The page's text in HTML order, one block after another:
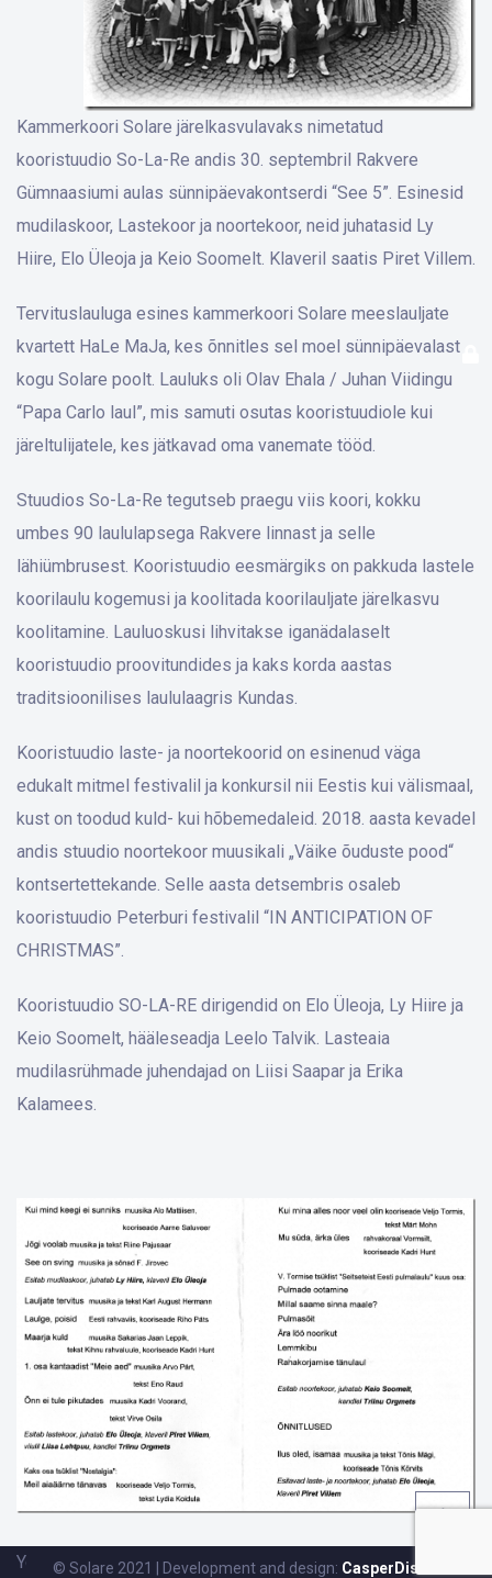
Kammerkoori Solare järelkasvulavaks nimetatud
kooristuudio So-La-Re andis 30. septembril Rakvere
Gümnaasiumi aulas sünnipäevakontserdi “See 5”. Esinesid
mudilaskoor, Lastekoor ja noortekoor, neid juhatasid Ly
Hiire, Elo Üleoja ja Keio Soomelt. Klaveril saatis Piret Villem.
Tervituslauluga esines kammerkoori Solare meeslauljate
kvartett HaLe MaJa, kes õnnitles sel moel sünnipäevalast
kogu Solare poolt. Lauluks oli Olav Ehala / Juhan Viidingu
“Papa Carlo laul”, mis samuti osutas kooristuudiole kui
järeltulijatele, kes jätkavad oma vanemate tööd.
Stuudios So-La-Re tegutseb praegu viis koori, kokku
umbes 90 laululapsega Rakvere linnast ja selle
lähiümbrusest. Kooristuudio eesmärgiks on pakkuda lastele
koorilaulu kogemusi ja koolitada koorilauljate järelkasvu
koolitamine. Lauluoskusi lihvitakse iganädalaselt
kooristuudio proovitundides ja kaks korda aastas
traditsioonilises laululaagris Kundas.
Kooristuudio laste- ja noortekoorid on esinenud väga
edukalt mitmel festivalil ja konkursil nii Eestis kui välismaal,
kust on toodud kuld- kui hõbemedaleid. 2018. aasta kevadel
andis stuudio noortekoor muusikali „Väike õuduste pood“
kontsertettekande. Selle aasta detsembris osaleb
kooristuudio Peterburi festivalil “IN ANTICIPATION OF
CHRISTMAS”.
Kooristuudio SO-LA-RE dirigendid on Elo Üleoja, Ly Hiire ja
Keio Soomelt, hääleseadja Leelo Talvik. Lasteaia
mudilasrühmade juhendajad on Liisi Saapar ja Erika
Kalamees.
Yoga:© Solare 2021 | Development and design: CasperDisain